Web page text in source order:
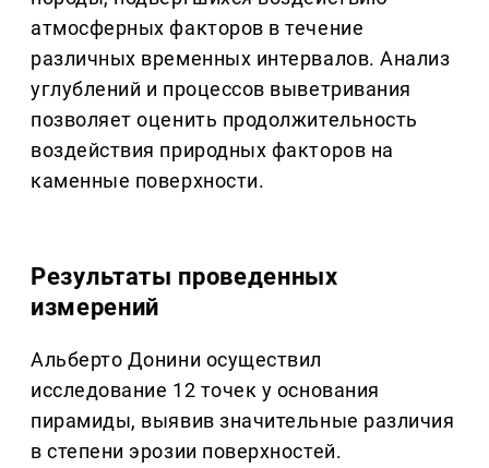
атмосферных факторов в течение
различных временных интервалов. Анализ
углублений и процессов выветривания
позволяет оценить продолжительность
воздействия природных факторов на
каменные поверхности.
Результаты проведенных
измерений
Альберто Донини осуществил
исследование 12 точек у основания
пирамиды, выявив значительные различия
в степени эрозии поверхностей.